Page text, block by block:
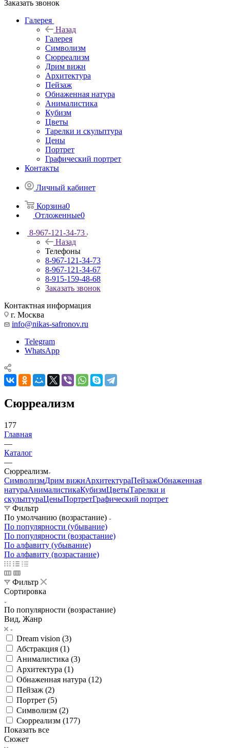
Заказать звонок
Галерея
Назад
Галерея
Символизм
Сюрреализм
Дрим вижн
Архитектура
Пейзаж
Обнаженная натура
Анималистика
Кубизм
Цветы
Тарелки и скульптура
Цены
Портрет
Графический портрет
Контакты
Личный кабинет
Корзина0
Отложенные0
8-967-121-34-73
Назад
Телефоны
8-967-121-34-73
8-967-121-34-67
8-915-159-48-68
Заказать звонок
Контактная информация
г. Москва
info@nikas-safronov.ru
Telegram
WhatsApp
Сюрреализм
177
Главная
—
Каталог
—
Сюрреализм
СимволизмДрим вижнАрхитектураПейзажОбнаженная
натураАнималистикаКубизмЦветыТарелки и
скульптураЦеныПортретГрафический портрет
Фильтр
По умолчанию (возрастание)
По популярности (убывание)
По популярности (возрастание)
По алфавиту (убывание)
По алфавиту (возрастание)
Фильтр
Сортировка
По популярности (возрастание)
Вид, Жанр
Dream vision (3)
Абстракция (1)
Анималистика (3)
Архитектура (1)
Обнаженная натура (12)
Пейзаж (2)
Портрет (5)
Символизм (2)
Сюрреализм (177)
Показать все
Сюжет